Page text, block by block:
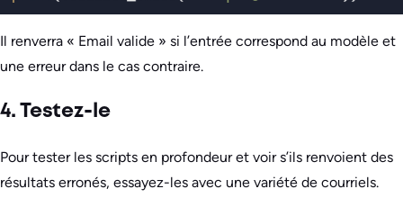
Il renverra « Email valide » si l’entrée correspond au modèle et
une erreur dans le cas contraire.
4. Testez-le
Pour tester les scripts en profondeur et voir s’ils renvoient des
résultats erronés, essayez-les avec une variété de courriels.